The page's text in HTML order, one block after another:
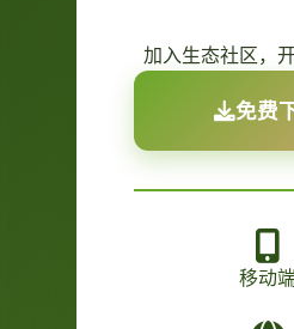
加入生态社区，
免费
移动